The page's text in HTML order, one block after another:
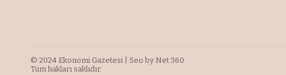
© 2024 Ekonomi Gazetesi | Seo by Net 360
Tüm hakları saklıdır.